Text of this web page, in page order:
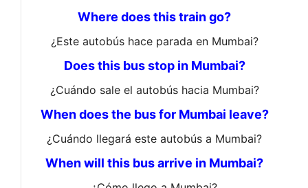
Where does this train go?
¿Este autobús hace parada en Mumbai?
Does this bus stop in Mumbai?
¿Cuándo sale el autobús hacia Mumbai?
When does the bus for Mumbai leave?
¿Cuándo llegará este autobús a Mumbai?
When will this bus arrive in Mumbai?